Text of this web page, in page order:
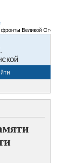
Великой